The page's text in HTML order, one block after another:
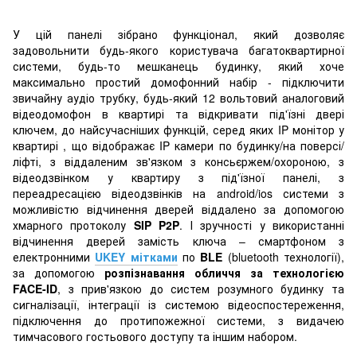
У цій панелі зібрано функціонал, який дозволяє
задовольнити будь-якого користувача багатоквартирної
системи, будь-то мешканець будинку, який хоче
максимально простий домофонний набір - підключити
звичайну аудіо трубку, будь-який 12 вольтовий аналоговий
відеодомофон в квартирі та відкривати під'їзні двері
ключем, до найсучасніших функцій, серед яких IP монітор у
квартирі , що відображає IP камери по будинку/на поверсі/
ліфті, з віддаленим зв'язком з консьєржем/охороною, з
відеодзвінком у квартиру з під'їзної панелі, з
переадресацією відеодзвінків на android/ios системи з
можливістю відчинення дверей віддалено за допомогою
хмарного протоколу SIP P2P. І зручності у використанні
відчинення дверей замість ключа – смартфоном з
електронними UKEY мітками по BLE (bluetooth технології),
за допомогою розпізнавання обличчя за технологією
FACE-ID, з прив'язкою до систем розумного будинку та
сигналізації, інтеграції із системою відеоспостереження,
підключення до протипожежної системи, з видачею
тимчасового гостьового доступу та іншим набором.